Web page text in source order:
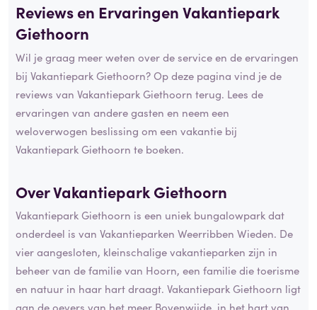
Reviews en Ervaringen Vakantiepark
Giethoorn
Wil je graag meer weten over de service en de ervaringen
bij Vakantiepark Giethoorn? Op deze pagina vind je de
reviews van Vakantiepark Giethoorn terug. Lees de
ervaringen van andere gasten en neem een
weloverwogen beslissing om een vakantie bij
Vakantiepark Giethoorn te boeken.
Over Vakantiepark Giethoorn
Vakantiepark Giethoorn is een uniek bungalowpark dat
onderdeel is van Vakantieparken Weerribben Wieden. De
vier aangesloten, kleinschalige vakantieparken zijn in
beheer van de familie van Hoorn, een familie die toerisme
en natuur in haar hart draagt. Vakantiepark Giethoorn ligt